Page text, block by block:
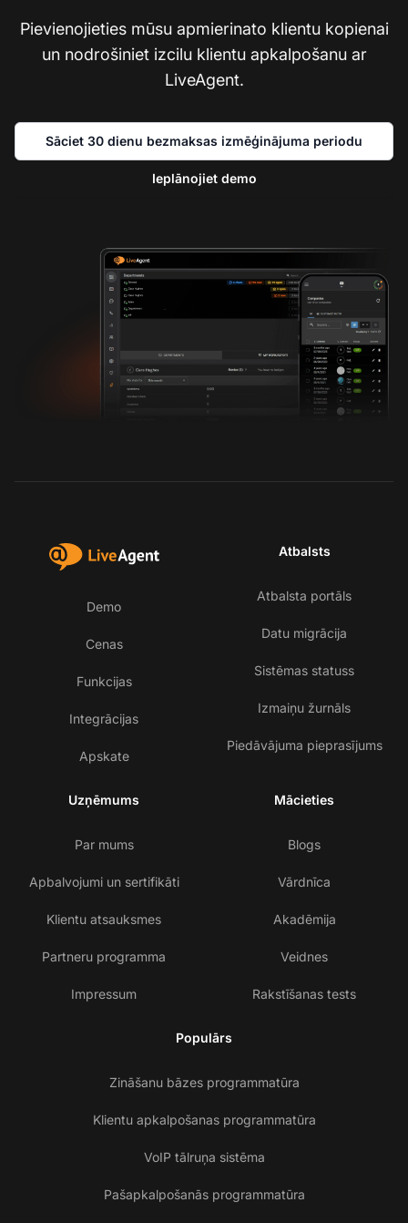
Pievienojieties mūsu apmierinato klientu kopienai
un nodrošiniet izcilu klientu apkalpošanu ar
LiveAgent.
Sāciet 30 dienu bezmaksas izmēģinājuma periodu
Ieplānojiet demo
Demo
Cenas
Funkcijas
Integrācijas
Apskate
Atbalsts
Atbalsta portāls
Datu migrācija
Sistēmas statuss
Izmaiņu žurnāls
Piedāvājuma pieprasījums
Uzņēmums
Par mums
Apbalvojumi un sertifikāti
Klientu atsauksmes
Partneru programma
Impressum
Mācieties
Blogs
Vārdnīca
Akadēmija
Veidnes
Rakstīšanas tests
Populārs
Zināšanu bāzes programmatūra
Klientu apkalpošanas programmatūra
VoIP tālruņa sistēma
Pašapkalpošanās programmatūra